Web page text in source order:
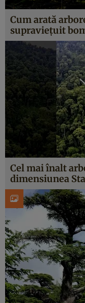
Cum arată
supravieţuit
Cel mai înalt
dimensiunea